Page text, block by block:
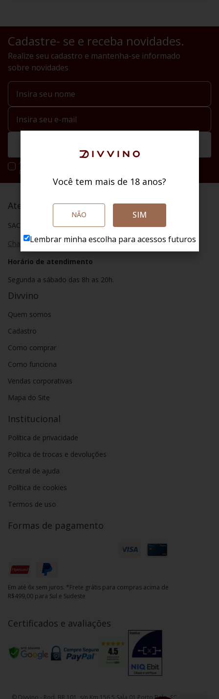
Cadastre- se e receba novidades.
Realize seu cadastro e mantenha-se informado
sobre novidades
Ao se cadastrar você irá concordar com a nossa política de
privacidade.
Atendimento
SAC (48) 4020 2004
Chat
Horário de atendimento
Segunda a sábado das 8h as 20h.
Divvino
Quem somos
Cadastro
Como comprar
Como funciona
Vendas corporativas
Mapa do Site
Institucional
Política de privacidade
Política de trocas e devoluções
Central de ajuda
Política de cookies
Termos de uso
Formas de pagamento
Em até 6x sem juros. *Frete grátis para compras acima de
R$499,00 para Sul e Sudeste
Certificados e avaliações
© Divvino - Rod. BR 101, s/n Km 156,5 Sala 01 Porto Belo, SC - CEP
Você tem mais de 18 anos?
NÃO SIM
Lembrar minha escolha para acessos futuros